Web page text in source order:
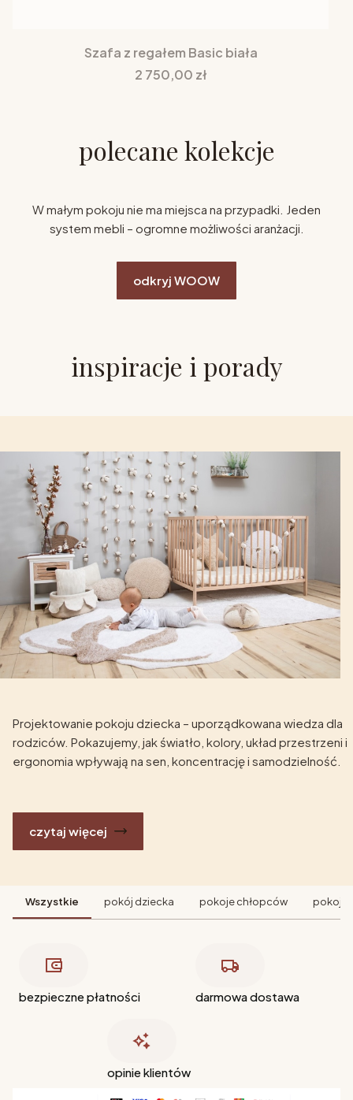
Szafa z regałem Basic biała
Cena
2 750,00 zł
polecane kolekcje
W małym pokoju nie ma miejsca na przypadki. Jeden
system mebli – ogromne możliwości aranżacji.
odkryj WOOW
inspiracje i porady
Projektowanie pokoju dziecka – uporządkowana wiedza dla
rodziców. Pokazujemy, jak światło, kolory, układ przestrzeni i
ergonomia wpływają na sen, koncentrację i samodzielność.
czytaj więcej
Wszystkie pokój dziecka pokoje chłopców pokoje
bezpieczne płatności darmowa dostawa
opinie klientów